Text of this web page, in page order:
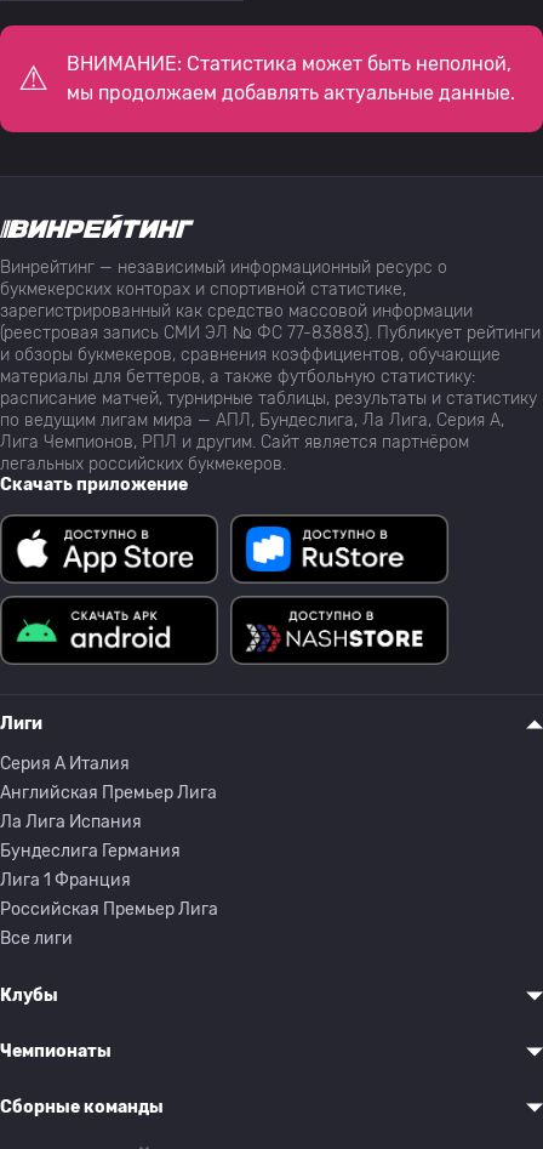
ВНИМАНИЕ: Статистика может быть неполной,
мы продолжаем добавлять актуальные данные.
Винрейтинг — независимый информационный ресурс о
букмекерских конторах и спортивной статистике,
зарегистрированный как средство массовой информации
(реестровая запись СМИ ЭЛ № ФС 77-83883). Публикует рейтинги
и обзоры букмекеров, сравнения коэффициентов, обучающие
материалы для беттеров, а также футбольную статистику:
расписание матчей, турнирные таблицы, результаты и статистику
по ведущим лигам мира — АПЛ, Бундеслига, Ла Лига, Серия А,
Лига Чемпионов, РПЛ и другим. Сайт является партнёром
легальных российских букмекеров.
Скачать приложение
Лиги
Серия A Италия
Английская Премьер Лига
Ла Лига Испания
Бундеслига Германия
Лига 1 Франция
Российская Премьер Лига
Все лиги
Клубы
Чемпионаты
Сборные команды